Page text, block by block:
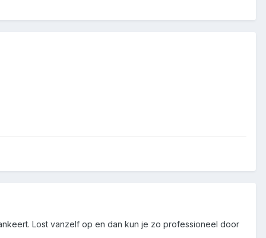
Lost vanzelf op en dan kun je zo professioneel door